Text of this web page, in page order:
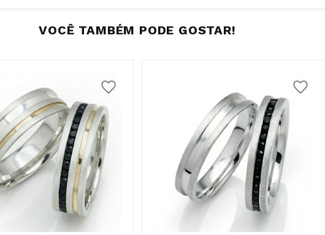
criam uma leitura mais firme.
materiais e cores
mais o dourado do ouro e o escuro das zircônias.
entre superfícies e cores.
tradicionais.
VOCÊ TAMBÉM PODE GOSTAR!